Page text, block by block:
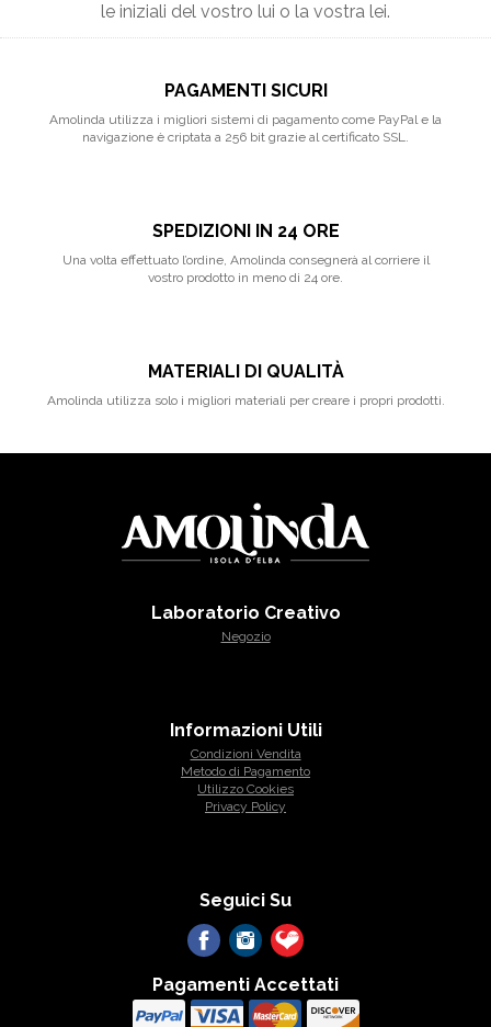
le iniziali del vostro lui o la vostra lei.
PAGAMENTI SICURI
Amolinda utilizza i migliori sistemi di pagamento come PayPal e la
navigazione è criptata a 256 bit grazie al certificato SSL.
SPEDIZIONI IN 24 ORE
Una volta effettuato l’ordine, Amolinda consegnerà al corriere il
vostro prodotto in meno di 24 ore.
MATERIALI DI QUALITÀ
Amolinda utilizza solo i migliori materiali per creare i propri prodotti.
Laboratorio Creativo
Negozio
Informazioni Utili
Condizioni Vendita
Metodo di Pagamento
Utilizzo Cookies
Privacy Policy
Seguici Su
Pagamenti Accettati